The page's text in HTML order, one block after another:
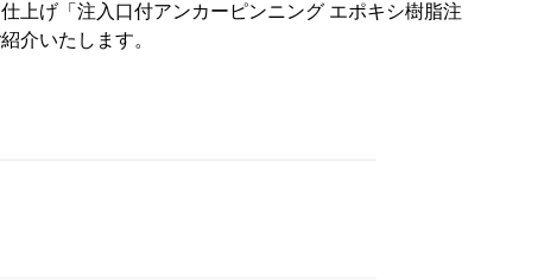
上げ「注入口付アンカーピンニング エポキシ樹脂注
介いたします。